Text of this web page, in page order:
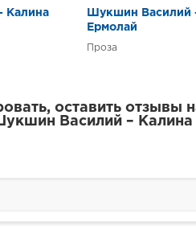
Калина
Шукшин Василий
Ермолай
Проза
оставить отзывы
Василий – Калина